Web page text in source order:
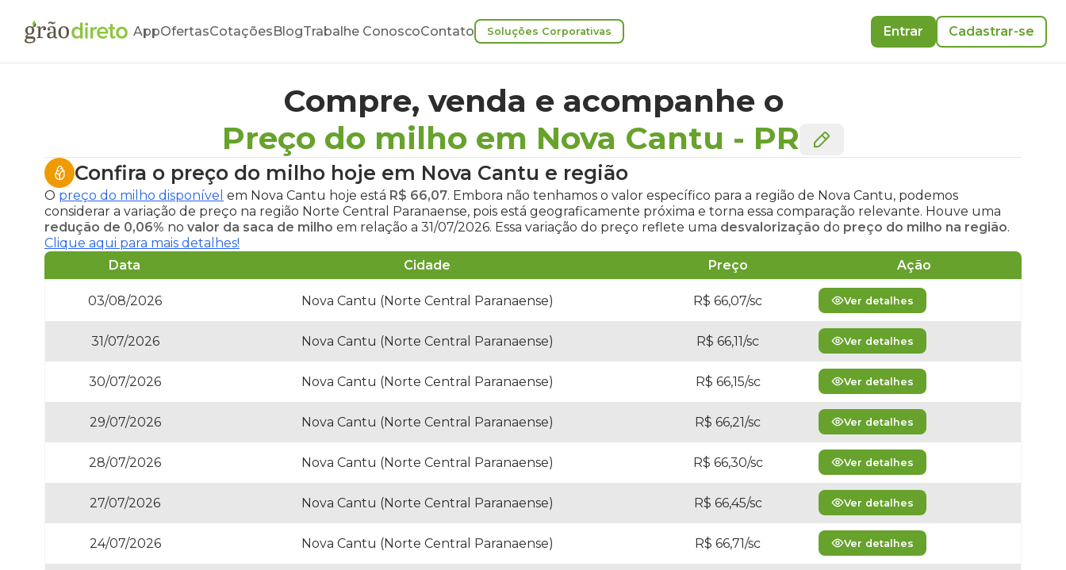
AppOfertasCotaçõesBlogTrabalhe ConoscoContato Soluções Corporativas Entrar Cadastrar-se
Compre, venda e acompanhe o
Preço do milho em Nova Cantu - PR
Confira o preço do milho hoje em Nova Cantu e região
O preço do milho disponível em Nova Cantu hoje está R$ 66,07. Embora não tenhamos o valor específico para a região de Nova Cantu, podemos
considerar a variação de preço na região Norte Central Paranaense, pois está geograficamente próxima e torna essa comparação relevante. Houve uma
redução de 0,06% no valor da saca de milho em relação a 31/07/2026. Essa variação do preço reflete uma desvalorização do preço do milho na região.
Clique aqui para mais detalhes!
Data
Cidade Preço Ação
03/08/2026 Nova Cantu (Norte Central Paranaense) R$ 66,07/sc Ver detalhes
31/07/2026 Nova Cantu (Norte Central Paranaense) R$ 66,11/sc Ver detalhes
30/07/2026 Nova Cantu (Norte Central Paranaense) R$ 66,15/sc Ver detalhes
29/07/2026 Nova Cantu (Norte Central Paranaense) R$ 66,21/sc Ver detalhes
28/07/2026 Nova Cantu (Norte Central Paranaense) R$ 66,30/sc Ver detalhes
27/07/2026 Nova Cantu (Norte Central Paranaense) R$ 66,45/sc Ver detalhes
24/07/2026 Nova Cantu (Norte Central Paranaense) R$ 66,71/sc Ver detalhes